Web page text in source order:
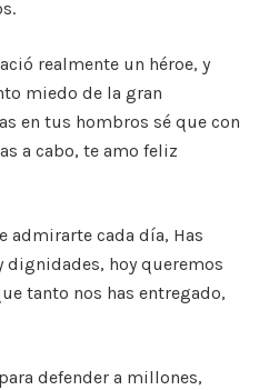
realmente un héroe, y
miedo de la gran
en tus hombros sé que con
a cabo, te amo feliz
admirarte cada día, Has
dignidades, hoy queremos
tanto nos has entregado,
defender a millones,